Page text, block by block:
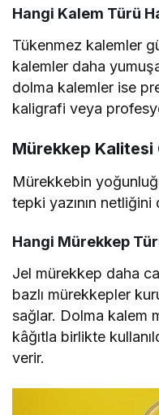
Hangi Kalem Türü
Tükenmez kalemler
kalemler daha
dolma kalemler ise
kaligrafi veya
Mürekkep Kalitesi
Mürekkebin
tepki yazının
Hangi Mürekkep
Jel mürekkep daha
bazlı mürekkepler
sağlar. Dolma kalem
kâğıtla birlikte
verir.